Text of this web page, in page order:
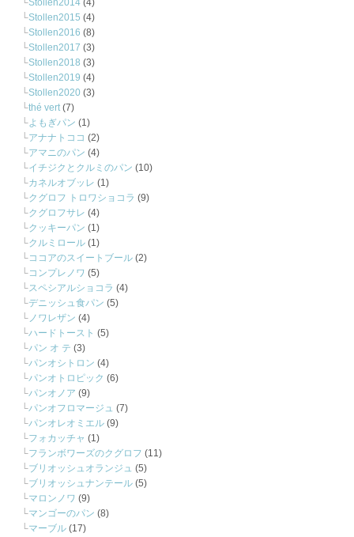
Stollen2014 (4)
Stollen2015 (4)
Stollen2016 (8)
Stollen2017 (3)
Stollen2018 (3)
Stollen2019 (4)
Stollen2020 (3)
thé vert(7)
よもぎパン (1)
アナナトココ (2)
アマニのパン (4)
イチジクとクルミのパン (10)
カネルオブッレ (1)
クグロフ トロワショコラ (9)
クグロフサレ (4)
クッキーパン (1)
クルミロール (1)
ココアのスイートブール (2)
コンプレノワ (5)
スペシアルショコラ (4)
デニッシュ食パン (5)
ノワレザン (4)
ハードトースト (5)
パン オ テ (3)
パンオシトロン (4)
パンオトロピック (6)
パンオノア (9)
パンオフロマージュ (7)
パンオレオミエル (9)
フォカッチャ (1)
フランボワーズのクグロフ (11)
ブリオッシュオランジュ (5)
ブリオッシュナンテール (5)
マロンノワ (9)
マンゴーのパン (8)
マーブル (17)